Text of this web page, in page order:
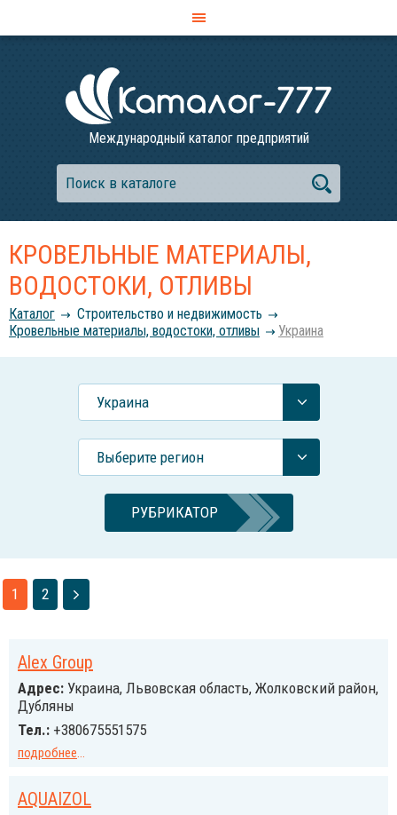
Международный каталог предприятий
КРОВЕЛЬНЫЕ МАТЕРИАЛЫ,
ВОДОСТОКИ, ОТЛИВЫ
Каталог
Строительство и недвижимость
Кровельные материалы, водостоки, отливы
Украина
Украина
Выберите регион
РУБРИКАТОР
1 2
Alex Group
Адрес: Украина, Львовская область, Жолковский район,
Дубляны
Тел.: +380675551575
подробнее...
AQUAIZOL